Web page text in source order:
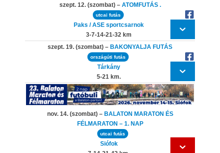
szept. 12. (szombat) – ATOMFUTÁS .
utcai futás
Paks / ASE sportcsarnok
3-7-14-21-32 km
szept. 19. (szombat) – BAKONYALJA FUTÁS
országúti futás
Tárkány
5-21 km.
nov. 14. (szombat) – BALATON MARATON ÉS
FÉLMARATON – 1. NAP
utcai futás
Siófok